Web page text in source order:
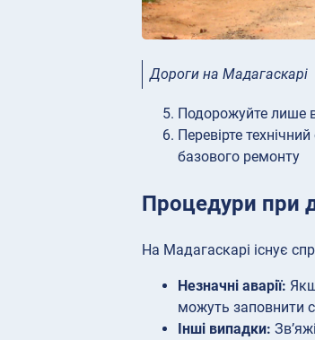
Дороги на Мадагаскарі
Подорожуйте лише
Перевірте
базового ремонту
Процедури при
На Мадагаскарі існує
Незначні аварії:
можуть заповнити
Інші випадки: